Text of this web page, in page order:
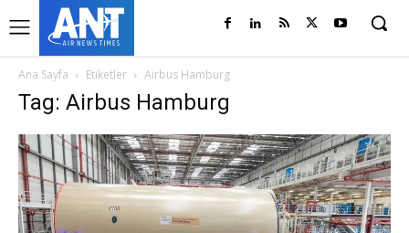
Ana Sayfa Etiketler Airbus Hamburg
Tag: Airbus Hamburg